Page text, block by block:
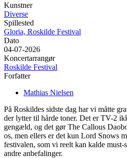
Kunstner
Diverse
Spillested
Gloria, Roskilde Festival
Dato
04-07-2026
Koncertarrangør
Roskilde Festival
Forfatter
Mathias Nielsen
På Roskildes sidste dag har vi måtte
der lytter til hårde toner. Det er TV-2
gengæld, og det gør The Callous
os, men ellers er det kun Lord Snows
festivalen, som vi reelt kan kalde
andre anbefalinger.